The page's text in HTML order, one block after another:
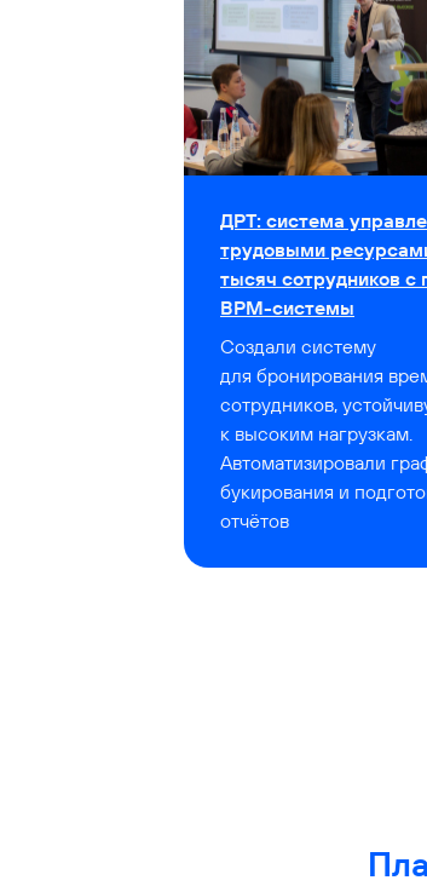
ДРТ: система
трудовыми
тысяч сотрудников
BPM-системы
Создали систему
для бронирования
сотрудников,
к высоким нагрузкам.
Автоматизировали
букирования и
отчётов